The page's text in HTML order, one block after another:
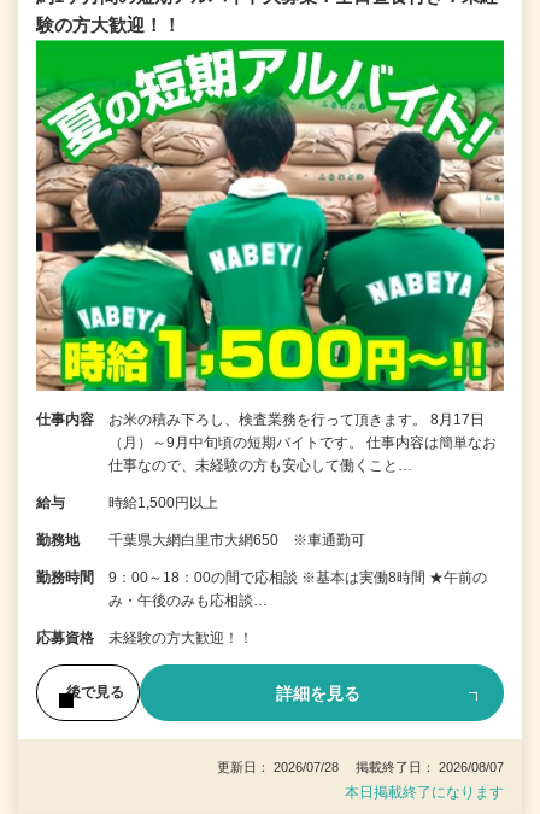
験の方大歓迎！！
仕事内容
お米の積み下ろし、検査業務を行って頂きます。 8月17日
（月）～9月中旬頃の短期バイトです。 仕事内容は簡単なお
仕事なので、未経験の方も安心して働くこと…
給与 時給1,500円以上
勤務地 千葉県大網白里市大網650 ※車通勤可
勤務時間
9：00～18：00の間で応相談 ※基本は実働8時間 ★午前の
み・午後のみも応相談…
応募資格 未経験の方大歓迎！！
後で見る 詳細を見る
更新日： 2026/07/28 掲載終了日： 2026/08/07
本日掲載終了になります